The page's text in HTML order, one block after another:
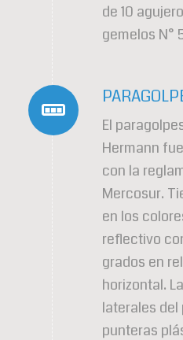
de 10
gemelos N°
El
Hermann
con la
Mercosur.
en los
reflectivo
grados en
horizontal.
laterales
punteras